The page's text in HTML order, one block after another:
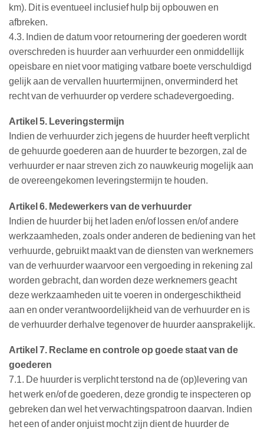
km). Dit is eventueel inclusief hulp bij opbouwen en
afbreken.
4.3. Indien de datum voor retournering der goederen wordt
overschreden is huurder aan verhuurder een onmiddellijk
opeisbare en niet voor matiging vatbare boete verschuldigd
gelijk aan de vervallen huurtermijnen, onverminderd het
recht van de verhuurder op verdere schadevergoeding.
Artikel 5. Leveringstermijn
Indien de verhuurder zich jegens de huurder heeft verplicht
de gehuurde goederen aan de huurder te bezorgen, zal de
verhuurder er naar streven zich zo nauwkeurig mogelijk aan
de overeengekomen leveringstermijn te houden.
Artikel 6. Medewerkers van de verhuurder
Indien de huurder bij het laden en/of lossen en/of andere
werkzaamheden, zoals onder anderen de bediening van het
verhuurde, gebruikt maakt van de diensten van werknemers
van de verhuurder waarvoor een vergoeding in rekening zal
worden gebracht, dan worden deze werknemers geacht
deze werkzaamheden uit te voeren in ondergeschiktheid
aan en onder verantwoordelijkheid van de verhuurder en is
de verhuurder derhalve tegenover de huurder aansprakelijk.
Artikel 7. Reclame en controle op goede staat van de
goederen
7.1. De huurder is verplicht terstond na de (op)levering van
het werk en/of de goederen, deze grondig te inspecteren op
gebreken dan wel het verwachtingspatroon daarvan. Indien
het een of ander onjuist mocht zijn dient de huurder de